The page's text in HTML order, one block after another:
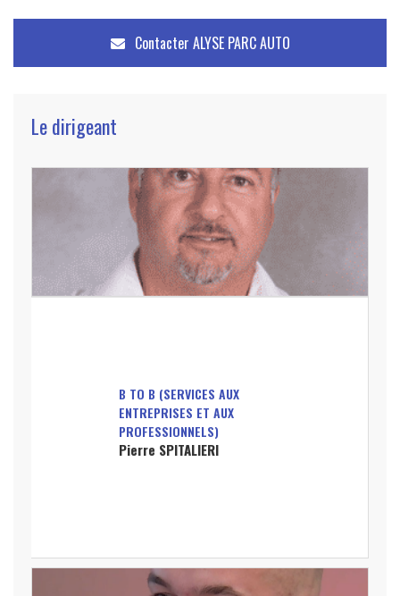
Contacter ALYSE PARC AUTO
Le dirigeant
B TO B (SERVICES AUX
ENTREPRISES ET AUX
PROFESSIONNELS)
Pierre SPITALIERI